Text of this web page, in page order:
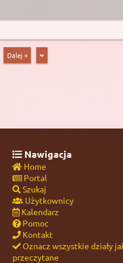
Dalej »
Nawigacja
Home
Portal
Szukaj
Użytkownicy
Kalendarz
Pomoc
Kontakt
Oznacz wszystkie działy
przeczytane